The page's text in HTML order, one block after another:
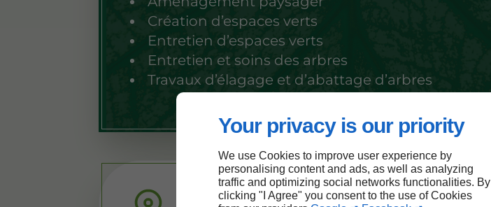
Your privacy is our priority
We use Cookies to improve user experience by
personalising content and ads, as well as analyzing
traffic and optimizing social networks functionalities. By
clicking "I Agree" you consent to the use of Cookies
Création d’espaces verts
Entretien d’espaces verts
Entretien et soins des arbres
Travaux d’élagage et d’abattage d’arbres